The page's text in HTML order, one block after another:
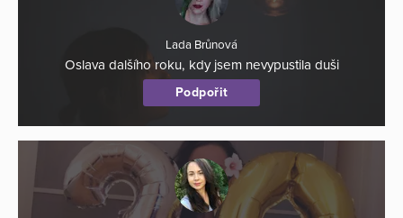
Lada Brůnová
Oslava dalšího roku, kdy jsem nevypustila duši
Podpořit